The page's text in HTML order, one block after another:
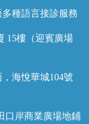
種語言接診服務
15樓（迎賓廣場
海悅華城104號
口岸商業廣場地鋪